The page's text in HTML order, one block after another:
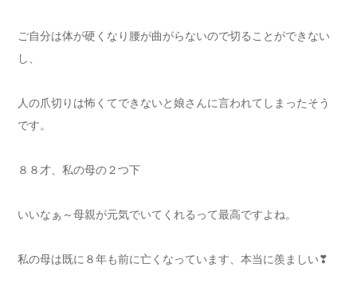
ご自分は体が硬くなり腰が曲がらないので切ることができない
し、
人の爪切りは怖くてできないと娘さんに言われてしまったそう
です。
８８才、私の母の２つ下
いいなぁ～母親が元気でいてくれるって最高ですよね。
私の母は既に８年も前に亡くなっています、本当に羨ましい❣